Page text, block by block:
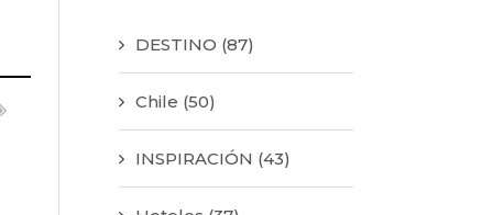
DESTINO (87)
Chile (50)
INSPIRACIÓN (43)